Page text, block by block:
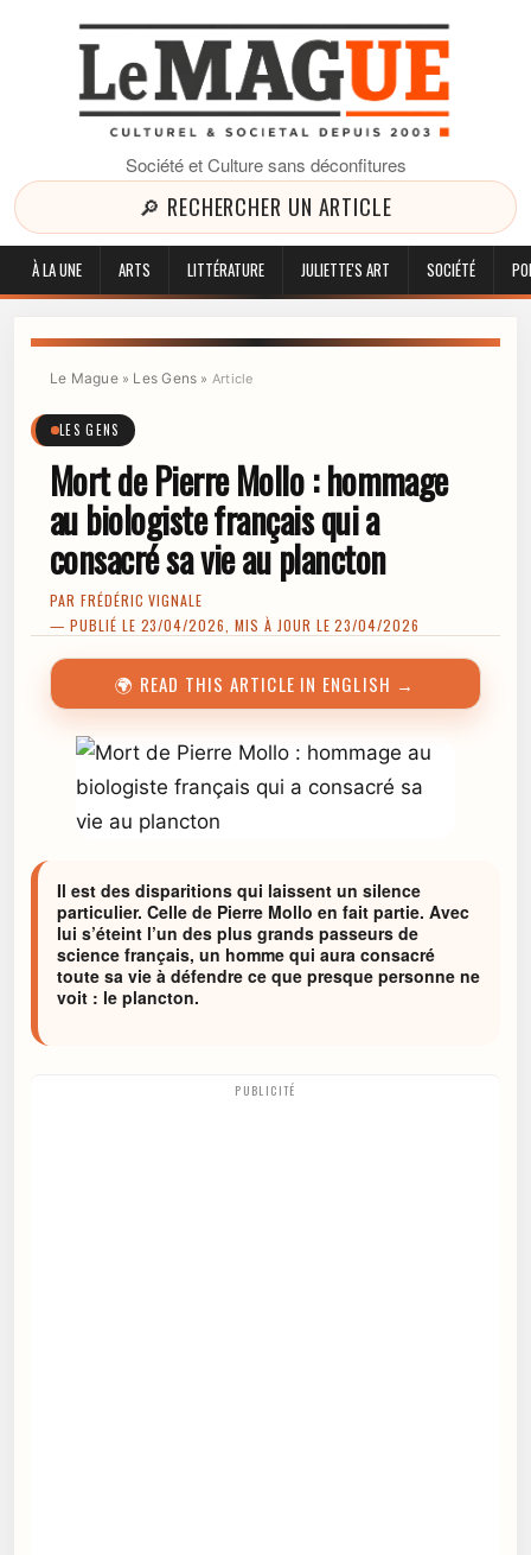
Société et Culture sans déconfitures
🔎 RECHERCHER UN ARTICLE
À LA UNE ARTS LITTÉRATURE JULIETTE'S ART SOCIÉTÉ
Le Mague» Les Gens » Article
LES GENS
Mort de Pierre Mollo : hommage
au biologiste français qui a
consacré sa vie au plancton
PAR FRÉDÉRIC VIGNALE
— PUBLIÉ LE 23/04/2026, MIS À JOUR LE 23/04/2026
🌍 READ THIS ARTICLE IN ENGLISH →
Il est des disparitions qui laissent un silence
particulier. Celle de Pierre Mollo en fait partie. Avec
lui s’éteint l’un des plus grands passeurs de
science français, un homme qui aura consacré
toute sa vie à défendre ce que presque personne ne
voit : le plancton.
PUBLICITÉ